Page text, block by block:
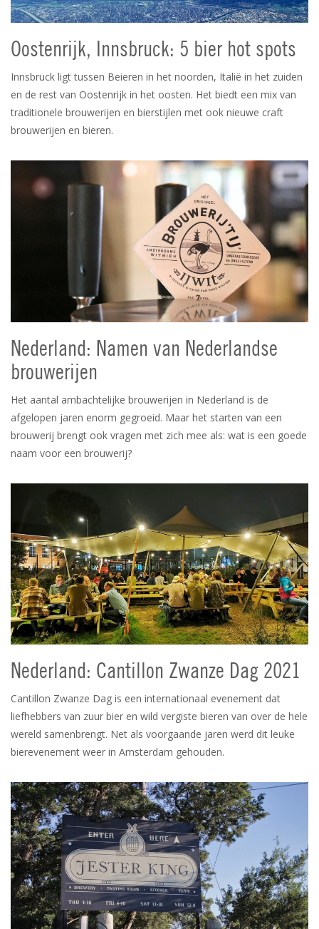
Oostenrijk, Innsbruck: 5 bier hot spots
Innsbruck ligt tussen Beieren in het noorden, Italië in het zuiden
en de rest van Oostenrijk in het oosten. Het biedt een mix van
traditionele brouwerijen en bierstijlen met ook nieuwe craft
brouwerijen en bieren.
Nederland: Namen van Nederlandse
brouwerijen
Het aantal ambachtelijke brouwerijen in Nederland is de
afgelopen jaren enorm gegroeid. Maar het starten van een
brouwerij brengt ook vragen met zich mee als: wat is een goede
naam voor een brouwerij?
Nederland: Cantillon Zwanze Dag 2021
Cantillon Zwanze Dag is een internationaal evenement dat
liefhebbers van zuur bier en wild vergiste bieren van over de hele
wereld samenbrengt. Net als voorgaande jaren werd dit leuke
bierevenement weer in Amsterdam gehouden.